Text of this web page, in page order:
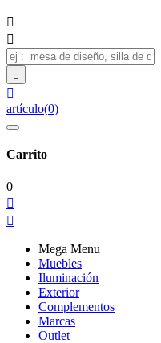




artículo(0)
Carrito
0


Mega Menu
Muebles
Iluminación
Exterior
Complementos
Marcas
Outlet